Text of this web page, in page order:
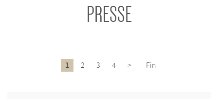
PRESSE
1 2 3 4 > Fin